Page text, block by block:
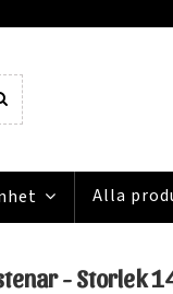
Alla
- Storlek